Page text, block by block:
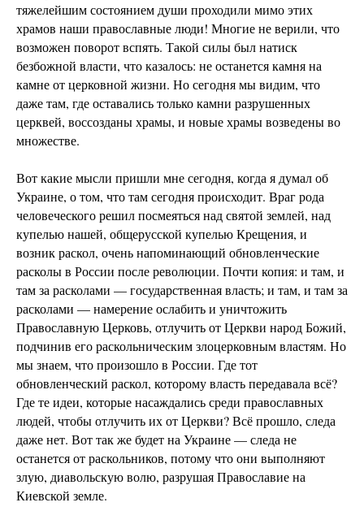
тяжелейшим состоянием души проходили мимо этих
храмов наши православные люди! Многие не верили, что
возможен поворот вспять. Такой силы был натиск
безбожной власти, что казалось: не останется камня на
камне от церковной жизни. Но сегодня мы видим, что
даже там, где оставались только камни разрушенных
церквей, воссозданы храмы, и новые храмы возведены во
множестве.
Вот какие мысли пришли мне сегодня, когда я думал об
Украине, о том, что там сегодня происходит. Враг рода
человеческого решил посмеяться над святой землей, над
купелью нашей, общерусской купелью Крещения, и
возник раскол, очень напоминающий обновленческие
расколы в России после революции. Почти копия: и там, и
там за расколами — государственная власть; и там, и там за
расколами — намерение ослабить и уничтожить
Православную Церковь, отлучить от Церкви народ Божий,
подчинив его раскольническим злоцерковным властям. Но
мы знаем, что произошло в России. Где тот
обновленческий раскол, которому власть передавала всё?
Где те идеи, которые насаждались среди православных
людей, чтобы отлучить их от Церкви? Всё прошло, следа
даже нет. Вот так же будет на Украине — следа не
останется от раскольников, потому что они выполняют
злую, диавольскую волю, разрушая Православие на
Киевской земле.